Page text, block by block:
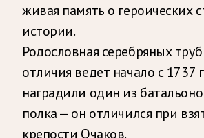
живая память о героических
истории.
Родословная серебряных
отличия ведет начало с 1737
наградили один из
полка — он отличился при
крепости Очаков.